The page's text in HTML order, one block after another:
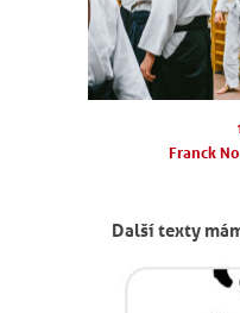
Franck
Další texty